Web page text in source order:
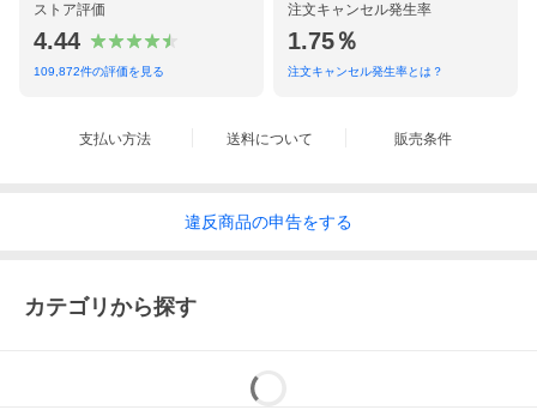
ストア評価
4.44
109,872件の評価を見る
注文キャンセル発生率
1.75％
注文キャンセル発生率とは？
支払い方法 送料について 販売条件
違反商品の申告をする
カテゴリから探す